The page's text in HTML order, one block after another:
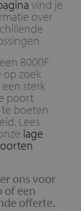
vind je
over
8000F
op zoek
sterk
poort
boeten
Lees
lage
ons voor
of een
offerte.